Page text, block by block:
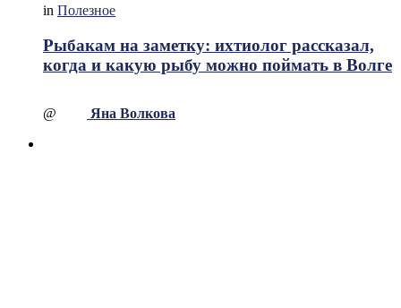
in Полезное
Рыбакам на заметку: ихтиолог рассказал,
когда и какую рыбу можно поймать в Волге
@ Яна Волкова